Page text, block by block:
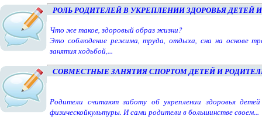
РОЛЬ РОДИТЕЛЕЙ В УКРЕПЛЕНИИ ЗДОРОВЬЯ
Что же такое, здоровый образ жизни?
Это соблюдение режима, труда, отдыха, сна на основе
занятия ходьбой,...
СОВМЕСТНЫЕ ЗАНЯТИЯ СПОРТОМ ДЕТЕЙ И
Родители считают заботу об укреплении здоровья
физическойкультуры. И сами родители в большинстве своем...